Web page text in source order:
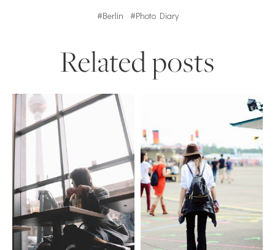
#Berlin #Photo Diary
Related posts